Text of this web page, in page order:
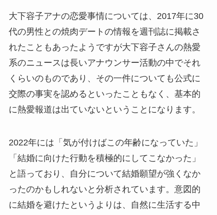
大下容子アナの恋愛事情については、2017年に30
代の男性との焼肉デートの情報を週刊誌に掲載さ
れたこともあったようですが大下容子さんの熱愛
系のニュースは長いアナウンサー活動の中でそれ
くらいのものであり、その一件についても公式に
交際の事実を認めるといったこともなく、基本的
に熱愛報道は出ていないということになります。
2022年には「気が付けばこの年齢になっていた」
「結婚に向けた行動を積極的にしてこなかった」
と語っており、自分について結婚願望が強くなか
ったのかもしれないと分析されています。意図的
に結婚を避けたというよりは、自然に生活する中